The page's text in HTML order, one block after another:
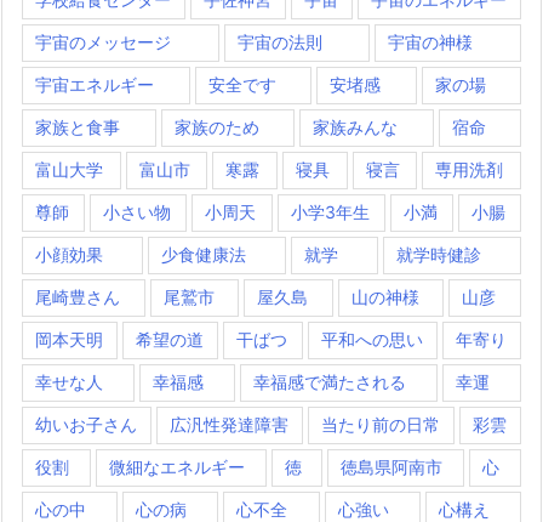
宇宙のメッセージ 宇宙の法則 宇宙の神様
宇宙エネルギー 安全です 安堵感 家の場
家族と食事 家族のため 家族みんな 宿命
富山大学 富山市 寒露 寝具 寝言 専用洗剤
尊師 小さい物 小周天 小学3年生 小満 小腸
小顔効果 少食健康法 就学 就学時健診
尾崎豊さん 尾鷲市 屋久島 山の神様 山彦
岡本天明 希望の道 干ばつ 平和への思い 年寄り
幸せな人 幸福感 幸福感で満たされる 幸運
幼いお子さん 広汎性発達障害 当たり前の日常 彩雲
役割 微細なエネルギー 徳 徳島県阿南市 心
心の中 心の病 心不全 心強い 心構え